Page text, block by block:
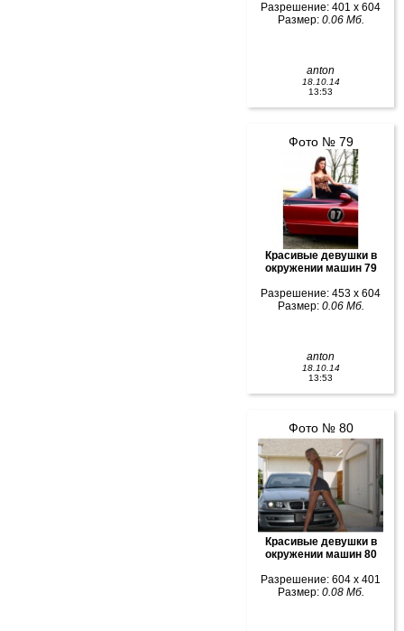
Разрешение: 401 x 604
Размер: 0.06 Мб.
anton
18.10.14
13:53
Фото № 79
Красивые девушки в
окружении машин 79
Разрешение: 453 x 604
Размер: 0.06 Мб.
anton
18.10.14
13:53
Фото № 80
Красивые девушки в
окружении машин 80
Разрешение: 604 x 401
Размер: 0.08 Мб.